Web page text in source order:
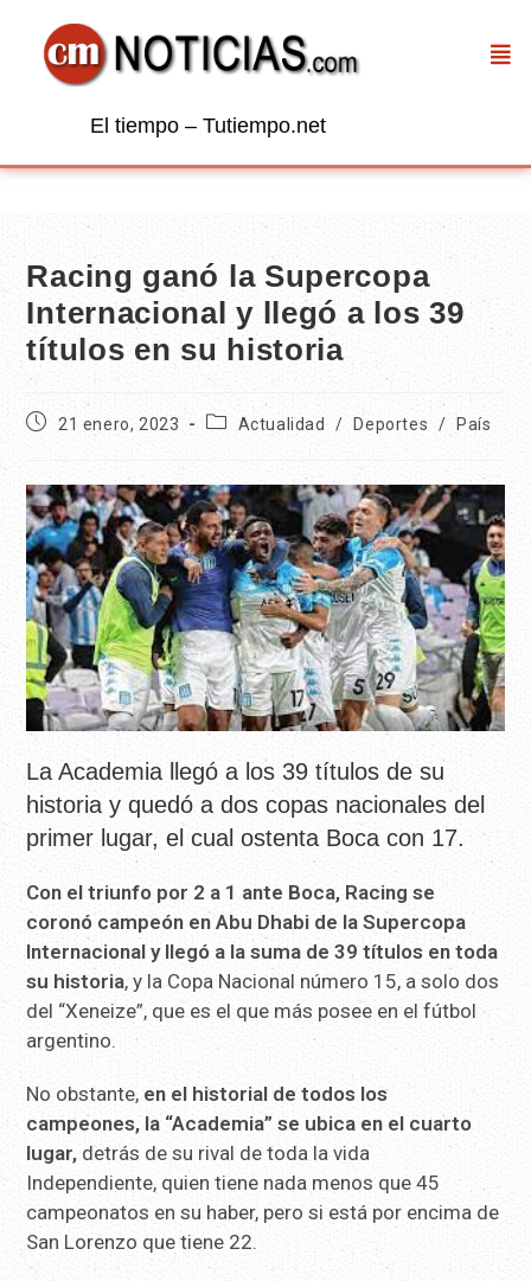
El tiempo – Tutiempo.net
Racing ganó la Supercopa
Internacional y llegó a los 39
títulos en su historia
21 enero, 2023 Actualidad / Deportes / País
La Academia llegó a los 39 títulos de su
historia y quedó a dos copas nacionales del
primer lugar, el cual ostenta Boca con 17.
Con el triunfo por 2 a 1 ante Boca, Racing se
coronó campeón en Abu Dhabi de la Supercopa
Internacional y llegó a la suma de 39 títulos en toda
su historia, y la Copa Nacional número 15, a solo dos
del “Xeneize”, que es el que más posee en el fútbol
argentino.
No obstante, en el historial de todos los
campeones, la “Academia” se ubica en el cuarto
lugar, detrás de su rival de toda la vida
Independiente, quien tiene nada menos que 45
campeonatos en su haber, pero si está por encima de
San Lorenzo que tiene 22.